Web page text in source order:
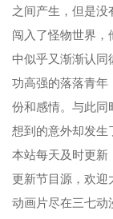
之间产生，但是
闯入了怪物世界，
中似乎又渐渐认同
功高强的落落青年
份和感情。与此同
想到的意外却发
本站每天及时更新
更新节目源，欢迎
动画片尽在三七动